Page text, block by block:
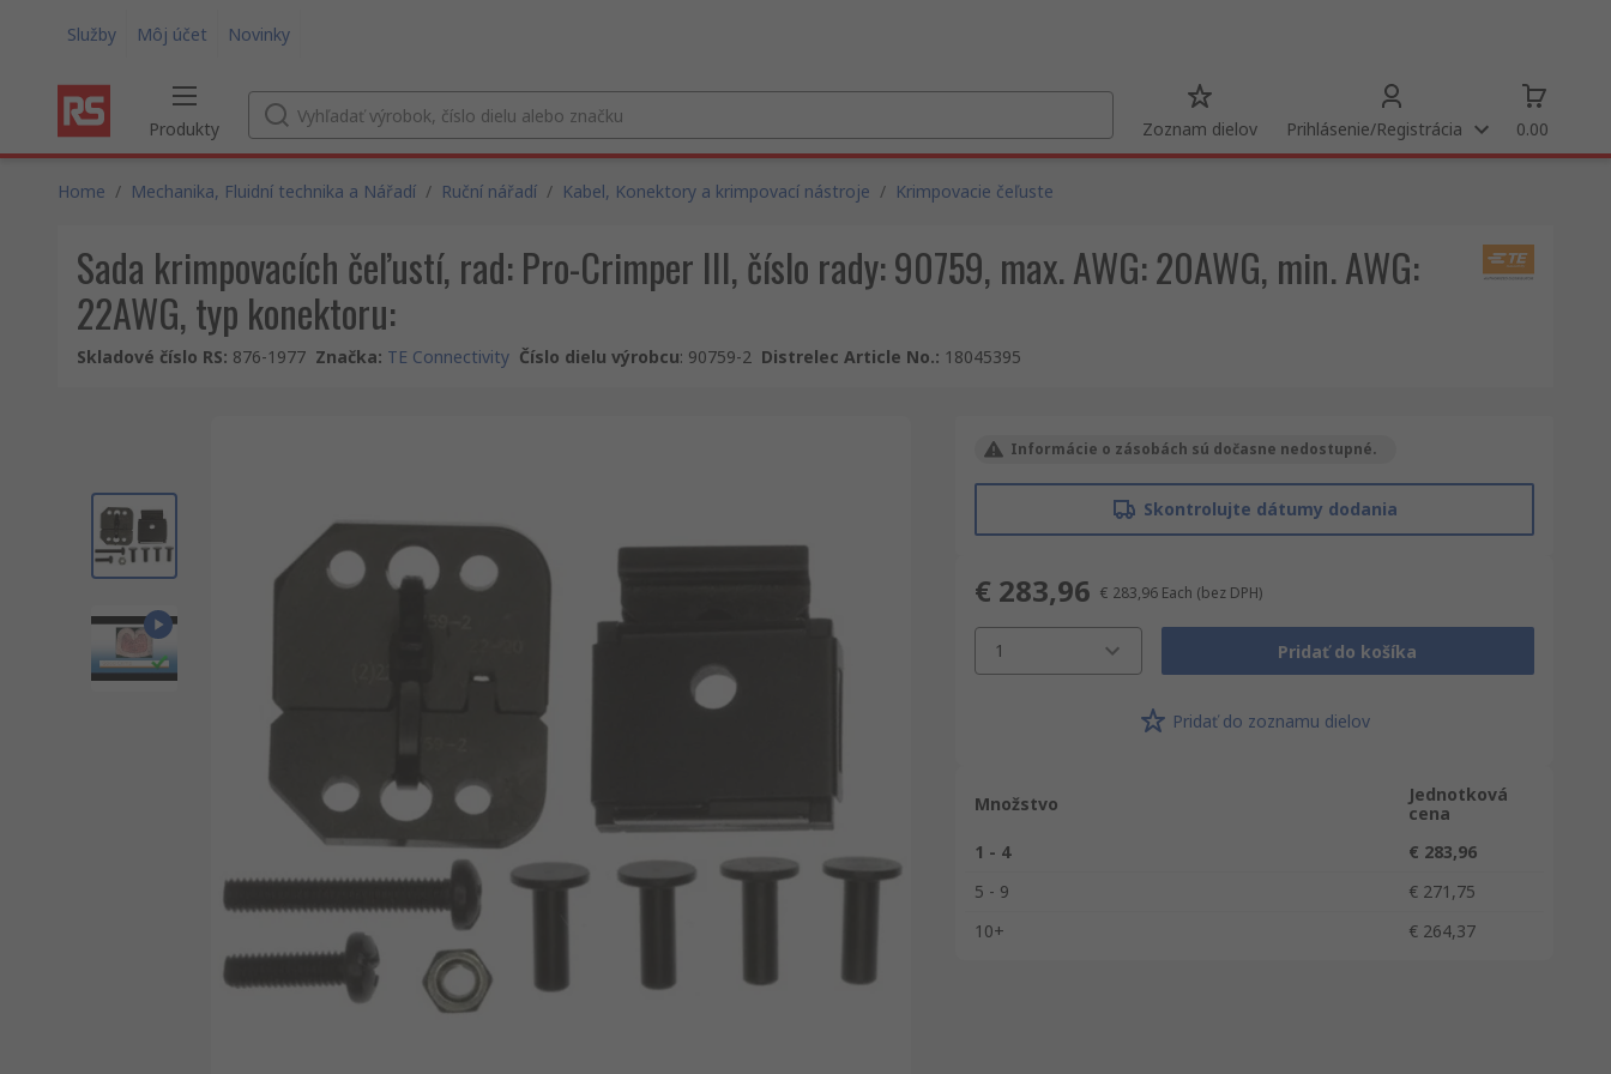
Služby Môj účet Novinky
Produkty Zoznam dielov Prihlásenie/Registrácia 0.00
Home / Mechanika, Fluidní technika a Nářadí / Ruční nářadí / Kabel, Konektory a krimpovací nástroje / Krimpovacie čeľuste
Sada krimpovacích čeľustí, rad: Pro-Crimper III, číslo rady: 90759, max. AWG: 20AWG, min. AWG:
22AWG, typ konektoru:
Skladové číslo RS: 876-1977 Značka: TE Connectivity Číslo dielu výrobcu: 90759-2 Distrelec Article No.: 18045395
Informácie o zásobách sú dočasne nedostupné.
Skontrolujte dátumy dodania
€ 283,96 € 283,96 Each (bez DPH)
1 Pridať do košíka
Pridať do zoznamu dielov
Množstvo
Jednotková
cena
1 - 4
€ 283,96
5 - 9
€ 271,75
10+
€ 264,37